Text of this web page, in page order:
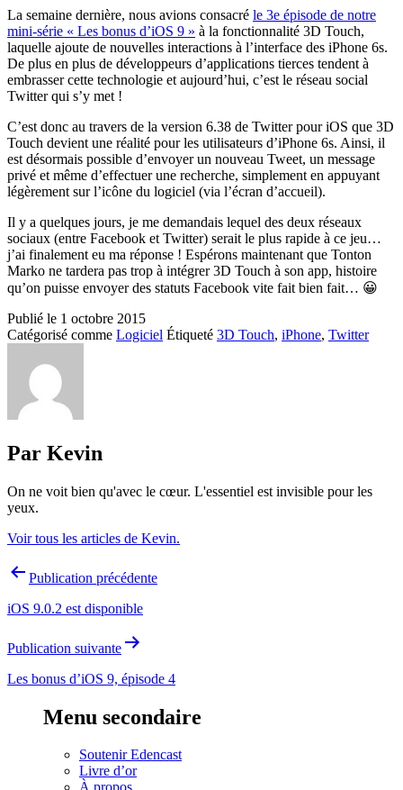
La semaine dernière, nous avions consacré le 3e épisode de notre
mini-série « Les bonus d’iOS 9 » à la fonctionnalité 3D Touch,
laquelle ajoute de nouvelles interactions à l’interface des iPhone 6s.
De plus en plus de développeurs d’applications tierces tendent à
embrasser cette technologie et aujourd’hui, c’est le réseau social
Twitter qui s’y met !
C’est donc au travers de la version 6.38 de Twitter pour iOS que 3D
Touch devient une réalité pour les utilisateurs d’iPhone 6s. Ainsi, il
est désormais possible d’envoyer un nouveau Tweet, un message
privé et même d’effectuer une recherche, simplement en appuyant
légèrement sur l’icône du logiciel (via l’écran d’accueil).
Il y a quelques jours, je me demandais lequel des deux réseaux
sociaux (entre Facebook et Twitter) serait le plus rapide à ce jeu…
j’ai finalement eu ma réponse ! Espérons maintenant que Tonton
Marko ne tardera pas trop à intégrer 3D Touch à son app, histoire
qu’on puisse envoyer des statuts Facebook vite fait bien fait… 😀
Publié le 1 octobre 2015
Catégorisé comme Logiciel Étiqueté 3D Touch, iPhone, Twitter
Par Kevin
On ne voit bien qu'avec le cœur. L'essentiel est invisible pour les
yeux.
Voir tous les articles de Kevin.
Navigation
l’article
Publication précédente
iOS 9.0.2 est disponible
Publication suivante
Les bonus d’iOS 9, épisode 4
Menu secondaire
Soutenir Edencast
Livre d’or